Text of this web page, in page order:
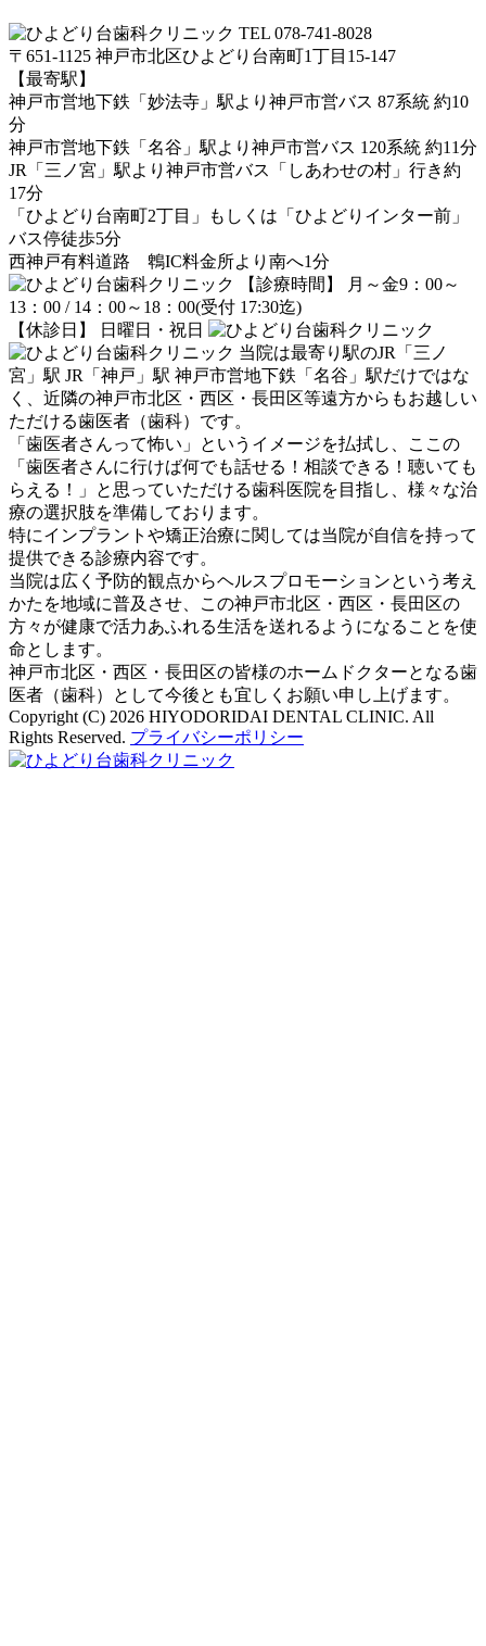
TEL 078-741-8028
〒651-1125 神戸市北区ひよどり台南町1丁目15-147
【最寄駅】
神戸市営地下鉄「妙法寺」駅より神戸市営バス 87系統 約10
分
神戸市営地下鉄「名谷」駅より神戸市営バス 120系統 約11分
JR「三ノ宮」駅より神戸市営バス「しあわせの村」行き約
17分
「ひよどり台南町2丁目」もしくは「ひよどりインター前」
バス停徒歩5分
西神戸有料道路 鵯IC料金所より南へ1分
【診療時間】 月～金9：00～
13：00 / 14：00～18：00(受付 17:30迄)
【休診日】 日曜日・祝日
当院は最寄り駅のJR「三ノ
宮」駅 JR「神戸」駅 神戸市営地下鉄「名谷」駅だけではな
く、近隣の神戸市北区・西区・長田区等遠方からもお越しい
ただける歯医者（歯科）です。
「歯医者さんって怖い」というイメージを払拭し、ここの
「歯医者さんに行けば何でも話せる！相談できる！聴いても
らえる！」と思っていただける歯科医院を目指し、様々な治
療の選択肢を準備しております。
特にインプラントや矯正治療に関しては当院が自信を持って
提供できる診療内容です。
当院は広く予防的観点からヘルスプロモーションという考え
かたを地域に普及させ、この神戸市北区・西区・長田区の
方々が健康で活力あふれる生活を送れるようになることを使
命とします。
神戸市北区・西区・長田区の皆様のホームドクターとなる歯
医者（歯科）として今後とも宜しくお願い申し上げます。
Copyright (C) 2026 HIYODORIDAI DENTAL CLINIC. All
Rights Reserved. プライバシーポリシー